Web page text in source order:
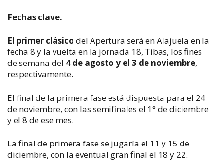
Fechas clave.
El primer clásico del Apertura será en Alajuela en la
fecha 8 y la vuelta en la jornada 18, Tibas, los fines
de semana del 4 de agosto y el 3 de noviembre,
respectivamente.
El final de la primera fase está dispuesta para el 24
de noviembre, con las semifinales el 1° de diciembre
y el 8 de ese mes.
La final de primera fase se jugaría el 11 y 15 de
diciembre, con la eventual gran final el 18 y 22.